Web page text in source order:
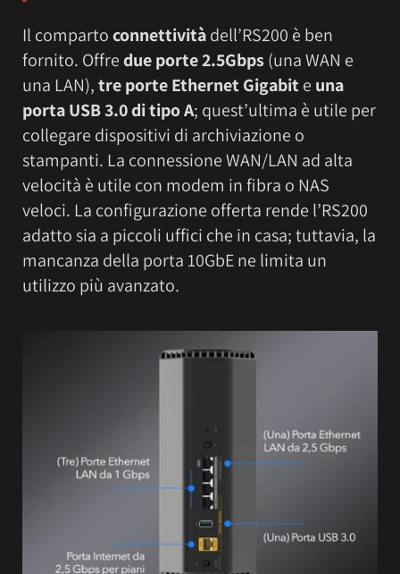
Il compartoconnettivitàdell’RS200 è ben
fornito. Offredue porte 2.5Gbps(una WAN e
una LAN),tre porte Ethernet Gigabit e una
porta USB 3.0 di tipo A; quest’ultima è utile per
collegare dispositivi di archiviazione o
stampanti. La connessione WAN/LAN ad alta
velocità è utile con modem in fibra o NAS
veloci. La configurazione offerta rende l’RS200
adatto sia a piccoli uffici che in casa; tuttavia, la
mancanza della porta 10GbE ne limita un
utilizzo più avanzato.